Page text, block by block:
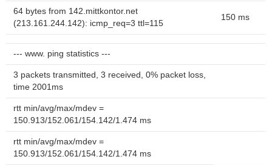
64 bytes from 142.mittkontor.net
(213.161.244.142): icmp_req=3 ttl=115
150 ms
--- www. ping statistics ---
3 packets transmitted, 3 received, 0% packet loss,
time 2001ms
rtt min/avg/max/mdev =
150.913/152.061/154.142/1.474 ms
rtt min/avg/max/mdev =
150.913/152.061/154.142/1.474 ms